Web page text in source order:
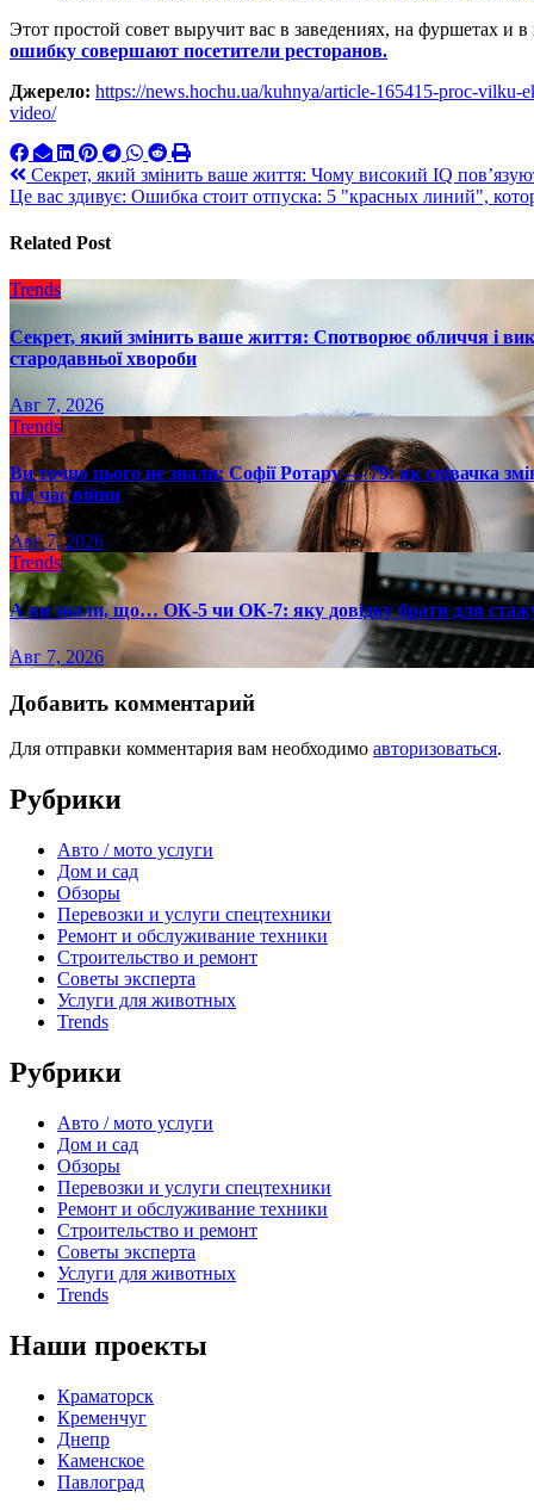
Этот простой совет выручит вас в заведениях, на фуршетах
ошибку совершают посетители ресторанов.
Джерело: https://news.hochu.ua/kuhnya/article-165415-proc-vilku-
video/
Навигация
по
записям
Секрет, який змінить ваше життя: Чому високий IQ
Це вас здивує: Ошибка стоит отпуска: 5 "красных линий",
Related Post
Trends
Секрет, який змінить ваше життя: Спотворює обличчя і
стародавньої хвороби
Авг 7, 2026
Trends
Ви точно цього не знали: Софії Ротару — 79: як співачка
під час війни
Авг 7, 2026
Trends
А ви знали, що… ОК-5 чи ОК-7: яку довідку брати для
Авг 7, 2026
Добавить комментарий
Для отправки комментария вам необходимо авторизоваться.
Рубрики
Авто / мото услуги
Дом и сад
Обзоры
Перевозки и услуги спецтехники
Ремонт и обслуживание техники
Строительство и ремонт
Советы эксперта
Услуги для животных
Trends
Рубрики
Авто / мото услуги
Дом и сад
Обзоры
Перевозки и услуги спецтехники
Ремонт и обслуживание техники
Строительство и ремонт
Советы эксперта
Услуги для животных
Trends
Наши проекты
Краматорск
Кременчуг
Днепр
Каменское
Павлоград